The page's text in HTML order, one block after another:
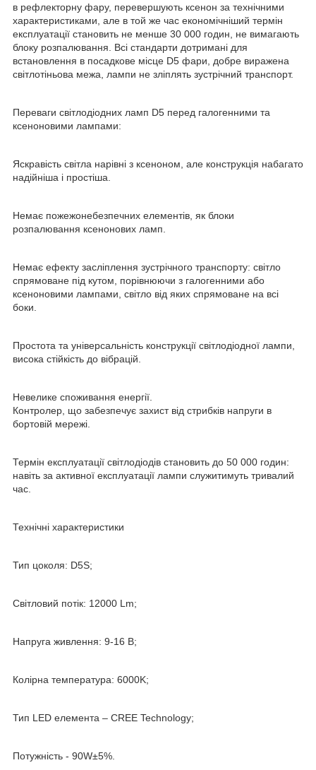
в рефлекторну фару, перевершують ксенон за технічними
характеристиками, але в той же час економічніший термін
експлуатації становить не менше 30 000 годин, не вимагають
блоку розпалювання. Всі стандарти дотримані для
встановлення в посадкове місце D5 фари, добре виражена
світлотіньова межа, лампи не зліплять зустрічний транспорт.
Переваги світлодіодних ламп D5 перед галогенними та
ксеноновими лампами:
Яскравість світла нарівні з ксеноном, але конструкція набагато
надійніша і простіша.
Немає пожежонебезпечних елементів, як блоки
розпалювання ксенонових ламп.
Немає ефекту засліплення зустрічного транспорту: світло
спрямоване під кутом, порівнюючи з галогенними або
ксеноновими лампами, світло від яких спрямоване на всі
боки.
Простота та універсальність конструкції світлодіодної лампи,
висока стійкість до вібрацій.
Невелике споживання енергії.
Контролер, що забезпечує захист від стрибків напруги в
бортовій мережі.
Термін експлуатації світлодіодів становить до 50 000 годин:
навіть за активної експлуатації лампи служитимуть тривалий
час.
Технічні характеристики
Тип цоколя: D5S;
Світловий потік: 12000 Lm;
Напруга живлення: 9-16 В;
Колірна температура: 6000K;
Тип LED елемента – CREE Technology;
Потужність - 90W±5%.